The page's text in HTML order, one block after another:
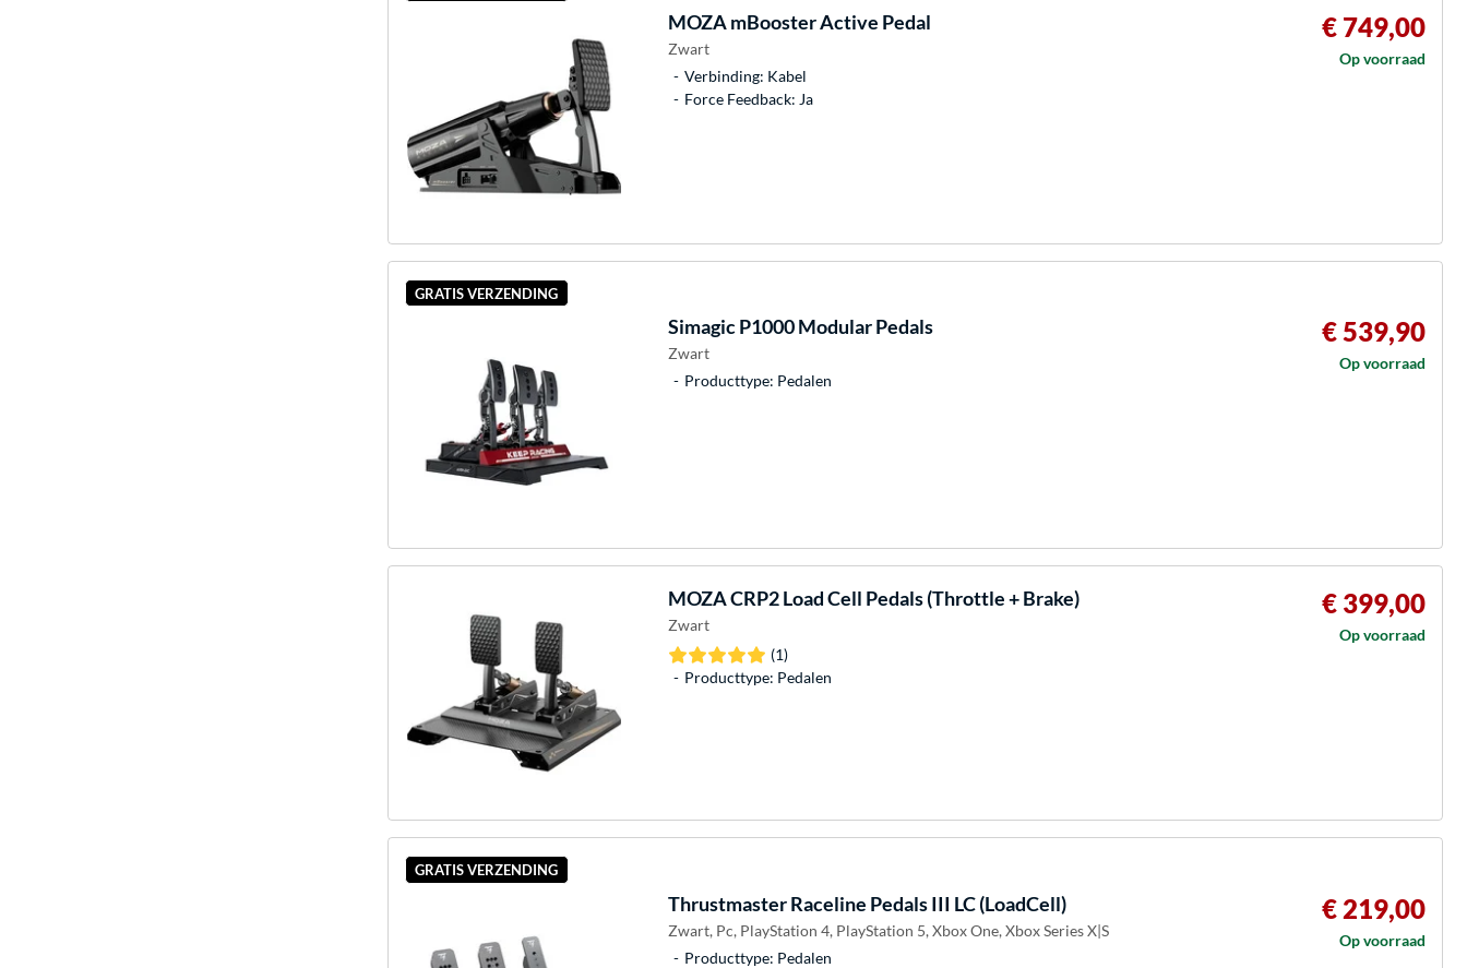
MOZAmBooster Active Pedal
Zwart
Verbinding: Kabel
Force Feedback: Ja
€ 749,00
Op voorraad
GRATIS VERZENDING
SimagicP1000 Modular Pedals
Zwart
Producttype: Pedalen
€ 539,90
Op voorraad
MOZACRP2 Load Cell Pedals (Throttle + Brake)
Zwart
(1)
Producttype: Pedalen
€ 399,00
Op voorraad
GRATIS VERZENDING
ThrustmasterRaceline Pedals III LC (LoadCell)
Zwart, Pc, PlayStation 4, PlayStation 5, Xbox One, Xbox Series X|S
Producttype: Pedalen
€ 219,00
Op voorraad